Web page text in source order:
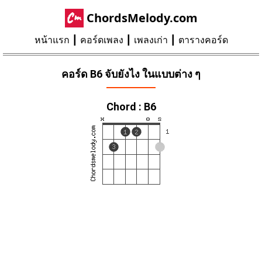
ChordsMelody.com
หน้าแรก คอร์ดเพลง เพลงเก่า ตารางคอร์ด
คอร์ด B6 จับยังไง ในแบบต่าง ๆ
Chord : B6